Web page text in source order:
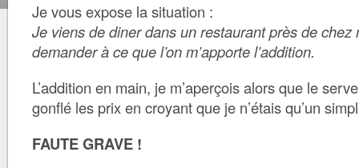
Je vous expose la situation :
Je viens de diner dans un restaurant près de chez
demander à ce que l’on m’apporte l’addition.
L’addition en main, je m’aperçois alors que le
gonflé les prix en croyant que je n’étais qu’un
FAUTE GRAVE !